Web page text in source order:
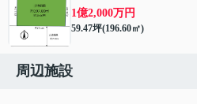
1億2,000万円
59.47坪(196.60㎡)
周辺施設